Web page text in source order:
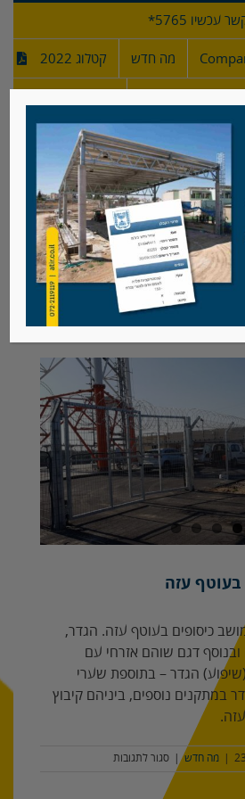
עכשיו 5765*
מה חדש קטלוג 2022
אנטנה בעוטף עזה
בעוטף עזה
כיסופים בעוטף עזה. הגדר,
גובה ובנוסף דגם שוהם אזרחי עם
70 על קרן (שיפוע) הגדר – בתוספת שערי
במתקנים נוספים, ביניהם קיבוץ
מה חדש סגור לתגובותעל